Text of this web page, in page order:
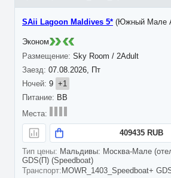
07.08.2026, Пт
9 +1
SAii Lagoon Maldives 5* (Южный Мале
Sky Room / 2Adult
BB
409435 RUB
Мальдивы: Москва-Мале
GDS(П) (Speedboat)
MOWR_1403_Speedboat+
Эконом